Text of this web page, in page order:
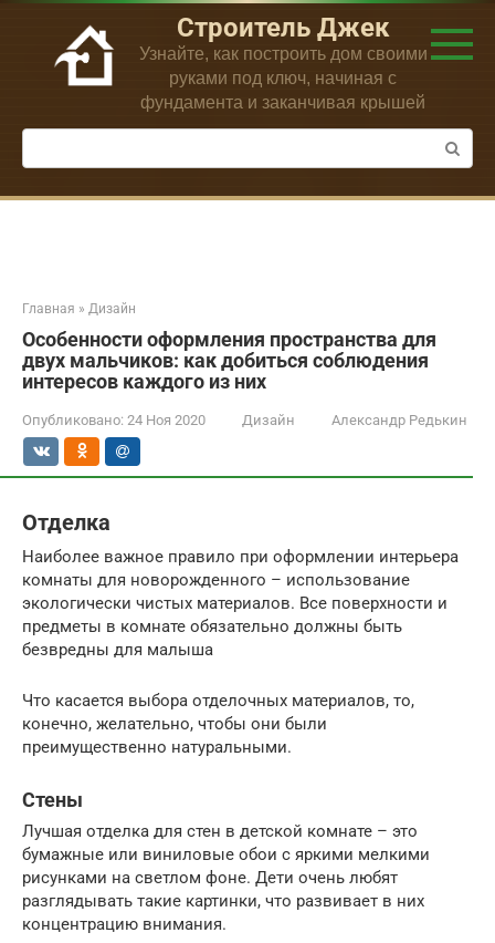
Перейти
контенту
Строитель Джек
Узнайте, как построить дом своими
руками под ключ, начиная с
фундамента и заканчивая крышей
Поиск:
Главная » Дизайн
Особенности оформления пространства для
двух мальчиков: как добиться соблюдения
интересов каждого из них
Опубликовано: 24 Ноя 2020 Дизайн Александр Редькин
Отделка
Наиболее важное правило при оформлении интерьера
комнаты для новорожденного – использование
экологически чистых материалов. Все поверхности и
предметы в комнате обязательно должны быть
безвредны для малыша
Что касается выбора отделочных материалов, то,
конечно, желательно, чтобы они были
преимущественно натуральными.
Стены
Лучшая отделка для стен в детской комнате – это
бумажные или виниловые обои с яркими мелкими
рисунками на светлом фоне. Дети очень любят
разглядывать такие картинки, что развивает в них
концентрацию внимания.